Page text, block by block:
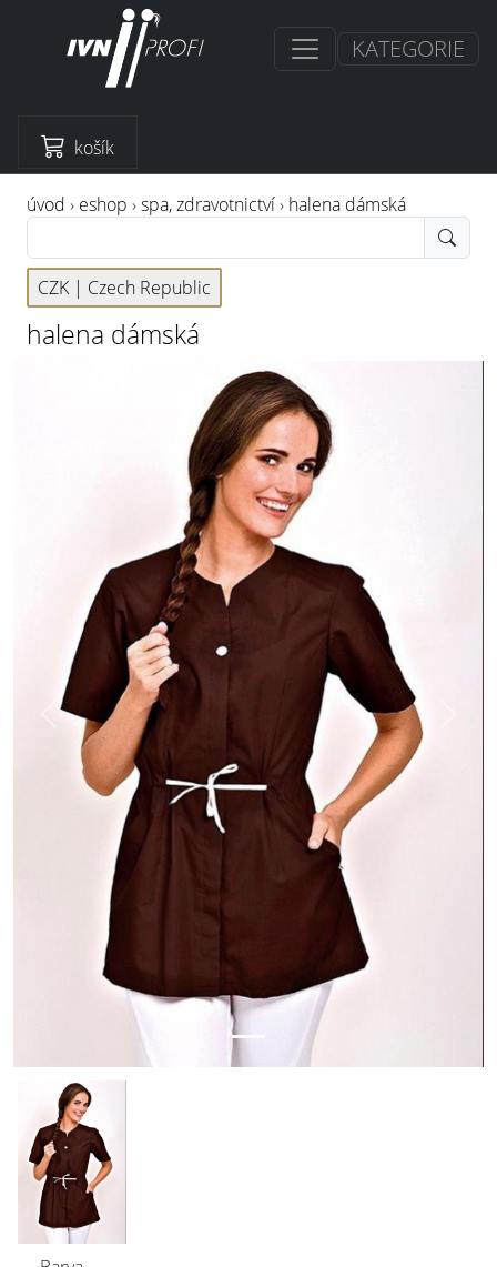
KATEGORIE
košík
úvod › eshop ›spa, zdravotnictví› halena dámská
CZK | Czech Republic
halena dámská
Previous